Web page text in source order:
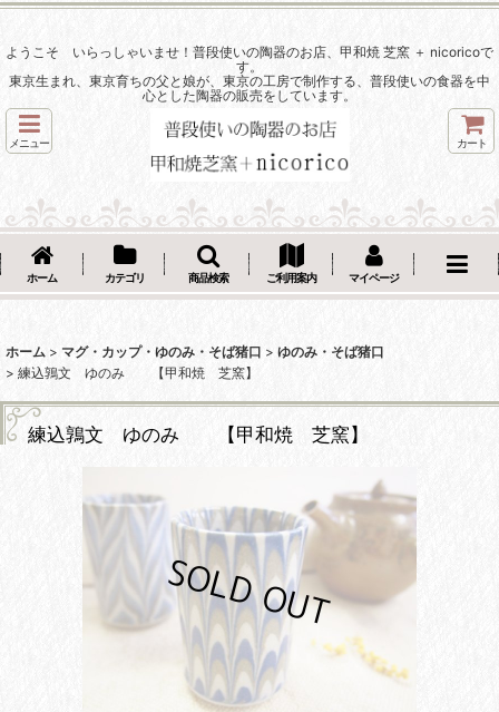
ようこそ いらっしゃいませ！普段使いの陶器のお店、甲和焼 芝窯 ＋ nicoricoで
す。
東京生まれ、東京育ちの父と娘が、東京の工房で制作する、普段使いの食器を中
心とした陶器の販売をしています。
メニュー カート
ホーム カテゴリ 商品検索 ご利用案内 マイページ
ホーム > マグ・カップ・ゆのみ・そば猪口 > ゆのみ・そば猪口
> 練込鶉文 ゆのみ 【甲和焼 芝窯】
練込鶉文 ゆのみ 【甲和焼 芝窯】